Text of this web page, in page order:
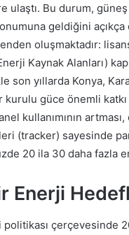
ulaştı. Bu durum,
geldiğini
oluşmaktadır:
Kaynak Alanları)
son yıllarda Konya,
güce önemli
kullanımının
(tracker) sayesinde
20 ila 30 daha fazla
Enerji
çerçevesinde